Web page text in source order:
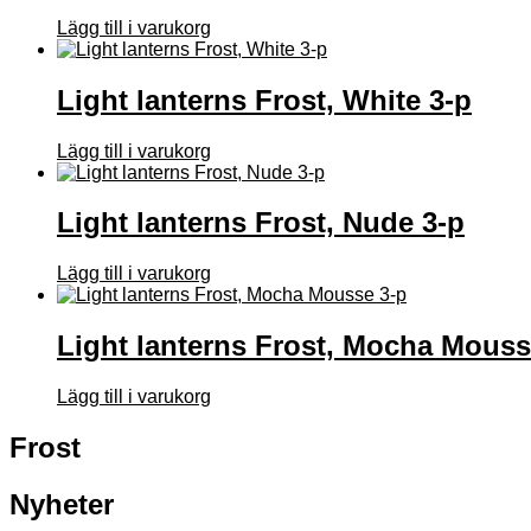
Lägg till i varukorg
Light lanterns Frost, White 3-p
Lägg till i varukorg
Light lanterns Frost, Nude 3-p
Lägg till i varukorg
Light lanterns Frost, Mocha
Lägg till i varukorg
Frost
Nyheter